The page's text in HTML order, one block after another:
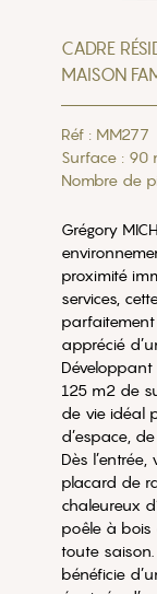
CADRE
MAISON
Réf : MM277
Surface : 90
Nombre de
Grégory
proximité
services,
apprécié
125 m2 de
de vie idéal
d’espace,
Dès
placard de
chaleureux
poêle à
toute
bénéficie